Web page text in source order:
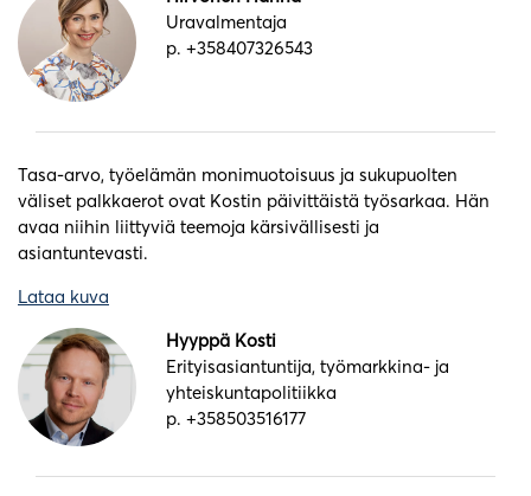
Uravalmentaja
p. +358407326543
Tasa-arvo, työelämän monimuotoisuus ja sukupuolten
väliset palkkaerot ovat Kostin päivittäistä työsarkaa. Hän
avaa niihin liittyviä teemoja kärsivällisesti ja
asiantuntevasti.
Lataa kuva
Hyyppä Kosti
Erityisasiantuntija, työmarkkina- ja
yhteiskuntapolitiikka
p. +358503516177